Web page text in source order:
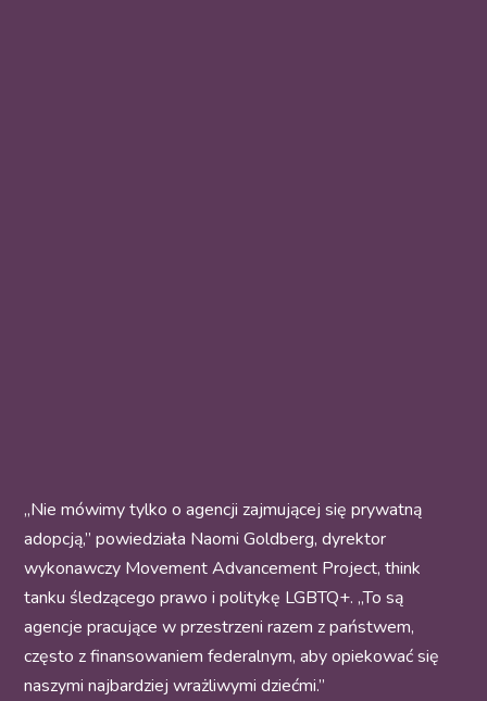
„Nie mówimy tylko o agencji zajmującej się prywatną
adopcją,” powiedziała Naomi Goldberg, dyrektor
wykonawczy Movement Advancement Project, think
tanku śledzącego prawo i politykę LGBTQ+. „To są
agencje pracujące w przestrzeni razem z państwem,
często z finansowaniem federalnym, aby opiekować się
naszymi najbardziej wrażliwymi dziećmi.”